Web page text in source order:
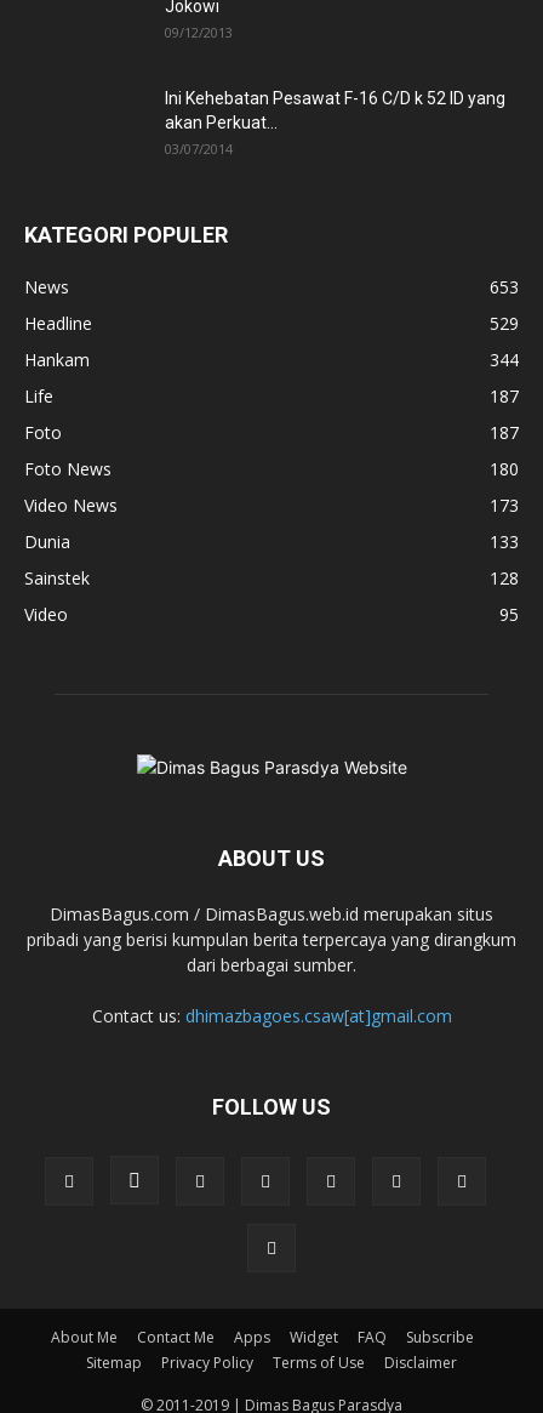
Jokowi
09/12/2013
Ini Kehebatan Pesawat F-16 C/D k 52 ID yang
akan Perkuat...
03/07/2014
KATEGORI POPULER
News
653
Headline
529
Hankam
344
Life
187
Foto
187
Foto News
180
Video News
173
Dunia
133
Sainstek
128
Video
95
ABOUT US
DimasBagus.com / DimasBagus.web.id merupakan situs
pribadi yang berisi kumpulan berita terpercaya yang dirangkum
dari berbagai sumber.
Contact us: dhimazbagoes.csaw[at]gmail.com
FOLLOW US
About Me Contact Me Apps Widget FAQ
Subscribe
Sitemap
Privacy Policy Terms of Use Disclaimer
© 2011-2019 | Dimas Bagus Parasdya